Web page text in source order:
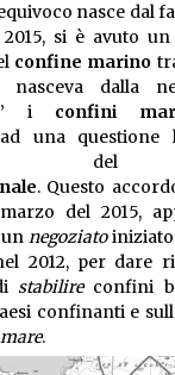
nasce dal
si è avuto un
confine marino
nasceva dalla
i confini
una questione
. Questo
del 2015,
negoziatoiniziato
2012, per dare
stabilireconfini
confinanti e
.